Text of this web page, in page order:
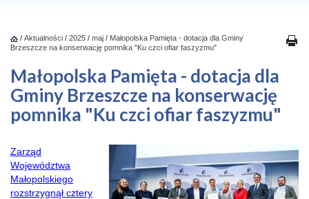
/ Aktualności / 2025 / maj / Małopolska Pamięta - dotacja dla Gminy
Brzeszcze na konserwację pomnika "Ku czci ofiar faszyzmu"
Małopolska Pamięta - dotacja dla
Gminy Brzeszcze na konserwację
pomnika "Ku czci ofiar faszyzmu"
Zarząd
Województwa
Małopolskiego
rozstrzygnął cztery